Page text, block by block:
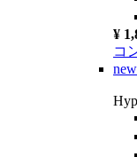
¥
コ
new